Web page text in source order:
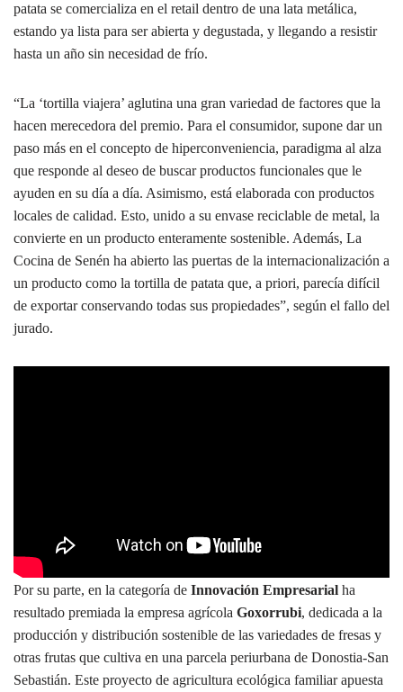
patata se comercializa en el retail dentro de una lata metálica,
estando ya lista para ser abierta y degustada, y llegando a resistir
hasta un año sin necesidad de frío.
“La ‘tortilla viajera’ aglutina una gran variedad de factores que la
hacen merecedora del premio. Para el consumidor, supone dar un
paso más en el concepto de hiperconveniencia, paradigma al alza
que responde al deseo de buscar productos funcionales que le
ayuden en su día a día. Asimismo, está elaborada con productos
locales de calidad. Esto, unido a su envase reciclable de metal, la
convierte en un producto enteramente sostenible. Además, La
Cocina de Senén ha abierto las puertas de la internacionalización a
un producto como la tortilla de patata que, a priori, parecía difícil
de exportar conservando todas sus propiedades”, según el fallo del
jurado.
Por su parte, en la categoría de Innovación Empresarial ha
resultado premiada la empresa agrícola Goxorrubi, dedicada a la
producción y distribución sostenible de las variedades de fresas y
otras frutas que cultiva en una parcela periurbana de Donostia-San
Sebastián. Este proyecto de agricultura ecológica familiar apuesta